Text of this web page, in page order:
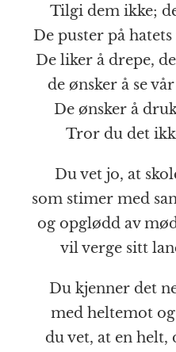
Tilgi dem ikke;
De puster på
De liker å drepe,
de ønsker å se
De ønsker å
Tror du det
Du vet jo, at
som stimer med
og opglødd av
vil verge sitt
Du kjenner det
med heltemot
du vet, at en